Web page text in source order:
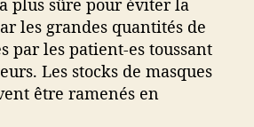
plus sûre pour éviter la
les grandes quantités de
par les patient-es toussant
Les stocks de masques
être ramenés en